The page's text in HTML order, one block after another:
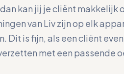
kan jij je cliënt
van Liv zijn op elk
Dit is fijn, als een cliënt
met een passende